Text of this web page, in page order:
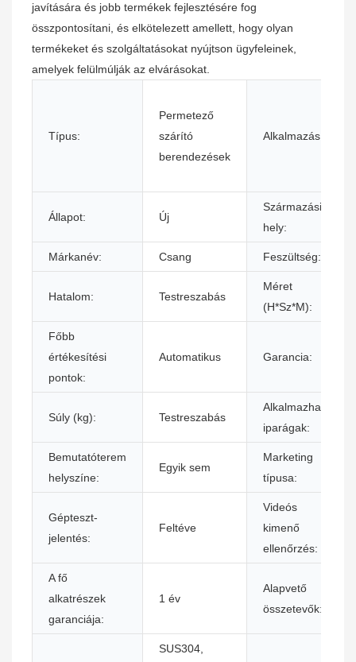
javítására és jobb termékek fejlesztésére fog
összpontosítani, és elkötelezett amellett, hogy olyan
termékeket és szolgáltatásokat nyújtson ügyfeleinek,
amelyek felülmúlják az elvárásokat.
Típus:
Permetező
szárító
berendezések
Alkalmazás:
Állapot: Új
Származási
hely:
Márkanév: Csang Feszültség:
Hatalom: Testreszabás
Méret
(H*Sz*M):
Főbb
értékesítési
pontok:
Automatikus Garancia:
Súly (kg): Testreszabás
Alkalmazható
iparágak:
Bemutatóterem
helyszíne:
Egyik sem
Marketing
típusa:
Gépteszt-
jelentés:
Feltéve
Videós
kimenő
ellenőrzés:
A fő
alkatrészek
garanciája:
1 év
Alapvető
összetevők:
SUS304,